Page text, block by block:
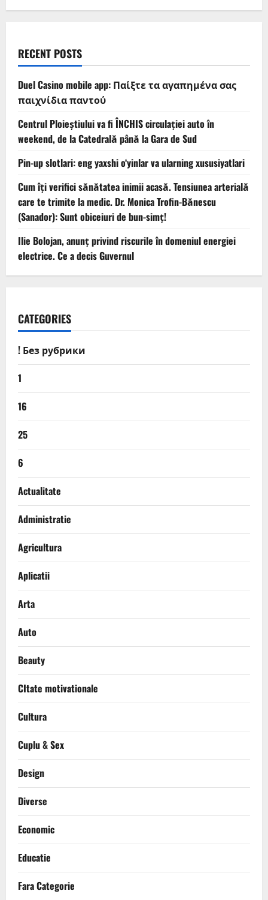
RECENT POSTS
Duel Casino mobile app: Παίξτε τα αγαπημένα σας
παιχνίδια παντού
Centrul Ploieștiului va fi ÎNCHIS circulației auto în
weekend, de la Catedrală până la Gara de Sud
Pin-up slotlari: eng yaxshi o‘yinlar va ularning xususiyatlari
Cum îți verifici sănătatea inimii acasă. Tensiunea arterială
care te trimite la medic. Dr. Monica Trofin-Bănescu
(Sanador): Sunt obiceiuri de bun-simț!
Ilie Bolojan, anunț privind riscurile în domeniul energiei
electrice. Ce a decis Guvernul
CATEGORIES
! Без рубрики
1
16
25
6
Actualitate
Administratie
Agricultura
Aplicatii
Arta
Auto
Beauty
CItate motivationale
Cultura
Cuplu & Sex
Design
Diverse
Economic
Educatie
Fara Categorie